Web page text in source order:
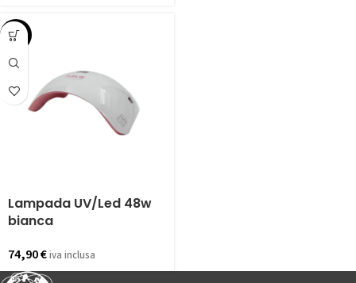
Lampada UV/Led 48w
bianca
74,90€iva inclusa